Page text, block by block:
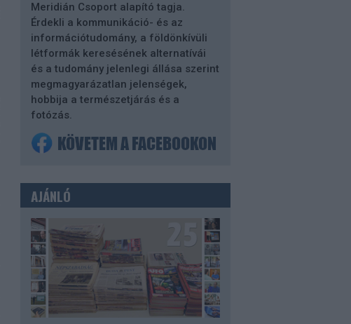
Meridián Csoport alapító tagja.
Érdekli a kommunikáció- és az
információtudomány, a földönkívüli
létformák keresésének alternatívái
és a tudomány jelenlegi állása szerint
megmagyarázatlan jelenségek,
hobbija a természetjárás és a
fotózás.
AJÁNLÓ